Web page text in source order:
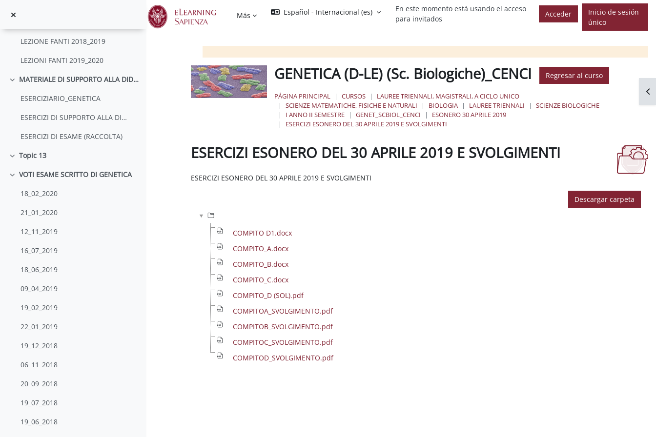
Más
Español - Internacional ‎(es)‎
En este momento está usando el acceso
para invitados
Acceder
Inicio de sesión
único
LEZIONE FANTI 2018_2019
LEZIONI FANTI 2019_2020
Colapsar MATERIALE DI SUPPORTO ALLA DIDATTICA
ESERCIZIARIO_GENETICA
ESERCIZI DI SUPPORTO ALLA DIDATTICA
ESERCIZI DI ESAME (RACCOLTA)
Colapsar
Topic 13
Colapsar
VOTI ESAME SCRITTO DI GENETICA
18_02_2020
21_01_2020
12_11_2019
16_07_2019
18_06_2019
09_04_2019
19_02_2019
22_01_2019
19_12_2018
06_11_2018
20_09_2018
19_07_2018
19_06_2018
GENETICA (D-LE) (Sc. Biologiche)_CENCI Regresar al curso
PÁGINA PRINCIPAL CURSOS
LAUREE TRIENNALI, MAGISTRALI, A CICLO UNICO
SCIENZE MATEMATICHE, FISICHE E NATURALI
BIOLOGIA LAUREE TRIENNALI
SCIENZE BIOLOGICHE
I ANNO II SEMESTRE
GENET_SCBIOL_CENCI
ESONERO 30 APRILE 2019
ESERCIZI ESONERO DEL 30 APRILE 2019 E SVOLGIMENTI
ESERCIZI ESONERO DEL 30 APRILE 2019 E SVOLGIMENTI
ESERCIZI ESONERO DEL 30 APRILE 2019 E SVOLGIMENTI
Descargar carpeta
COMPITO D1.docx
COMPITO_A.docx
COMPITO_B.docx
COMPITO_C.docx
COMPITO_D (SOL).pdf
COMPITOA_SVOLGIMENTO.pdf
COMPITOB_SVOLGIMENTO.pdf
COMPITOC_SVOLGIMENTO.pdf
COMPITOD_SVOLGIMENTO.pdf